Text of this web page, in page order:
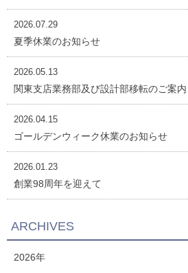
2026.07.29
夏季休業のお知らせ
2026.05.13
関東支店業務部及び設計部移転のご案内
2026.04.15
ゴールデンウィーク休業のお知らせ
2026.01.23
創業98周年を迎えて
ARCHIVES
2026年